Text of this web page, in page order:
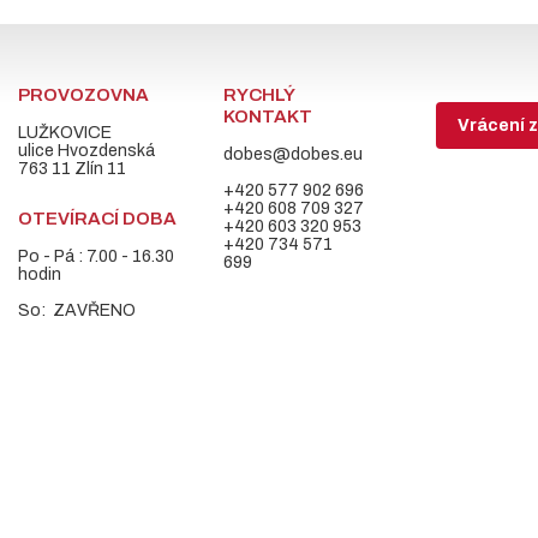
PROVOZOVNA
LUŽKOVICE
ulice Hvozdenská
763 11 Zlín 11
OTEVÍRACÍ DOBA
Po - Pá : 7.00 - 16.30
hodin
So: ZAVŘENO
RYCHLÝ
KONTAKT
dobes@dobes.eu
+420 577 902 696
+420 608 709 327
+420 603 320 953
+420 734 571
699
Vrácení